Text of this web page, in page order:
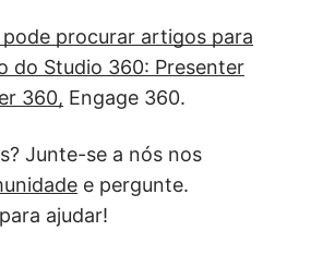
procurar artigos para
do Studio 360: Presenter
360, Engage 360.
Junte-se a nós nos
e pergunte.
ajudar!